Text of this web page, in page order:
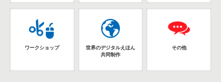
ワークショップ
世界のデジタルえほん
共同制作
その他